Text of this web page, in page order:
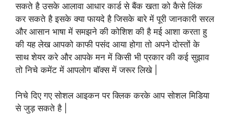
सकते है उसके आलावा आधार कार्ड से बैंक खता को कैसे लिंक
कर सकते है इसके क्या फायदे है जिसके बारे में पूरी जानकारी सरल
और आसान भाषा में समझने की कोशिश की है मई आशा करता हु
की यह लेख आपको काफी पसंद आया होगा तो अपने दोस्तों के
साथ शेयर करे और आपके मन में किसी भी प्रकार की कई सुझाव
तो निचे कमेंट में आपलोग बॉक्स में जरूर लिखे |
निचे दिए गए सोशल आइकन पर क्लिक करके आप सोशल मिडिया
से जुड़ सकते है |